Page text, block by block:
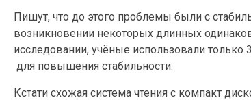
Пишут, что до этого проблемы были с
возникновении некоторых длинных
исследовании, учёные использовали только
для повышения стабильности.
Кстати схожая система чтения с компакт